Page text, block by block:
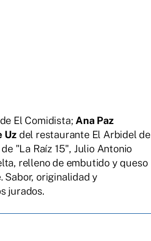
de El Comidista; Ana Paz
Uz del restaurante El Arbidel de
"La Raíz 15", Julio Antonio
relleno de embutido y queso
Sabor, originalidad y
jurados.